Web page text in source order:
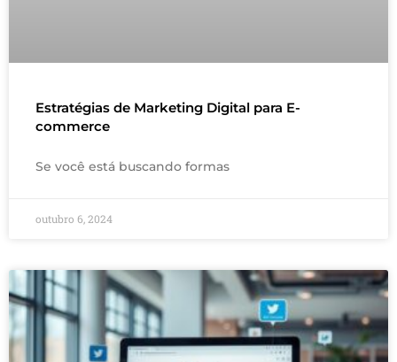
Estratégias de Marketing Digital para E-
commerce
Se você está buscando formas
outubro 6, 2024